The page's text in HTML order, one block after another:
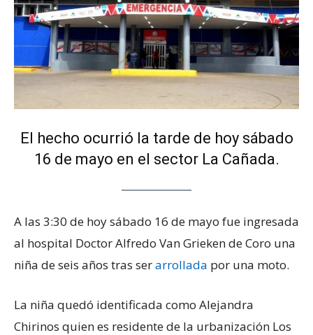
El hecho ocurrió la tarde de hoy sábado
16 de mayo en el sector La Cañada.
A las 3:30 de hoy sábado 16 de mayo fue ingresada
al hospital Doctor Alfredo Van Grieken de Coro una
niña de seis años tras serarrollada por una moto.
La niña quedó identificada como Alejandra
Chirinos quien es residente de la urbanización Los